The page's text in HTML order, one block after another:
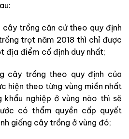
cây trồng căn cứ theo quy định
trọt năm 2018 thì chỉ được
địa điểm cố định duy nhất;
cây trồng theo quy định của
hiện theo từng vùng miền nhất
khẩu nghiệp ở vùng nào thì sẽ
có thẩm quyền cấp quyết
giống cây trồng ở vùng đó;